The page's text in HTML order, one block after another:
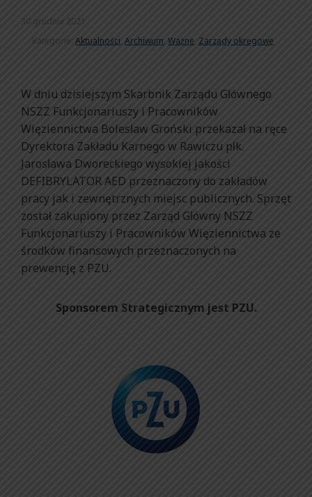
30 grudnia 2021
Kategorie: Aktualności, Archiwum, Ważne, Zarządy okręgowe
W dniu dzisiejszym Skarbnik Zarządu Głównego
NSZZ Funkcjonariuszy i Pracowników
Więziennictwa Bolesław Groński przekazał na ręce
Dyrektora Zakładu Karnego w Rawiczu płk.
Jarosława Dworeckiego wysokiej jakości
DEFIBRYLATOR AED przeznaczony do zakładów
pracy jak i zewnętrznych miejsc publicznych. Sprzęt
został zakupiony przez Zarząd Główny NSZZ
Funkcjonariuszy i Pracowników Więziennictwa ze
środków finansowych przeznaczonych na
prewencję z PZU.
Sponsorem Strategicznym jest PZU.